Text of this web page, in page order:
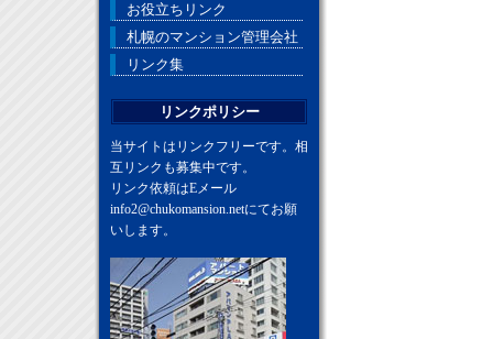
お役立ちリンク
札幌のマンション管理会社
リンク集
リンクポリシー
当サイトはリンクフリーです。相
互リンクも募集中です。
リンク依頼はEメール
info2@chukomansion.netにてお願
いします。